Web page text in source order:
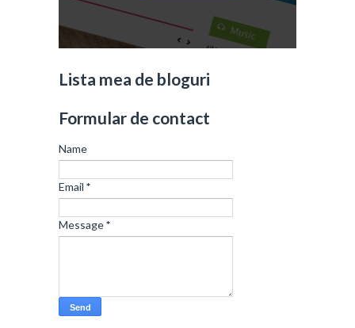
Lista mea de bloguri
Formular de contact
Name
Email *
Message*